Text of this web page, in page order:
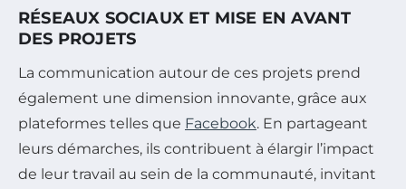
RÉSEAUX SOCIAUX ET MISE EN AVANT
DES PROJETS
La communication autour de ces projets prend
également une dimension innovante, grâce aux
plateformes telles que Facebook. En partageant
leurs démarches, ils contribuent à élargir l’impact
de leur travail au sein de la communauté, invitant